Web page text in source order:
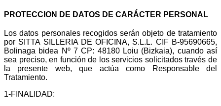
PROTECCION DE DATOS DE CARÁCTER PERSONAL
Los datos personales recogidos serán objeto de tratamiento
por SITTA SILLERIA DE OFICINA, S.L.L. CIF B-95690665,
Bolinaga bidea Nº 7 CP: 48180 Loiu (Bizkaia), cuando así
sea preciso, en función de los servicios solicitados través de
la presente web, que actúa como Responsable del
Tratamiento.
1-FINALIDAD: